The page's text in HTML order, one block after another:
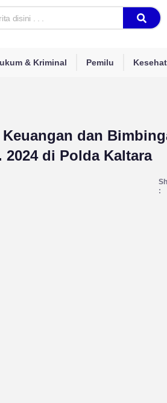
& Kriminal Pemilu
dan
2024 di Polda Kaltara
: